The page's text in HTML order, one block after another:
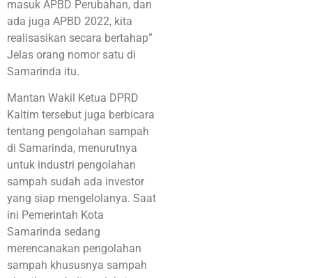
masuk APBD Perubahan, dan
ada juga APBD 2022, kita
realisasikan secara bertahap”
Jelas orang nomor satu di
Samarinda itu.
Mantan Wakil Ketua DPRD
Kaltim tersebut juga berbicara
tentang pengolahan sampah
di Samarinda, menurutnya
untuk industri pengolahan
sampah sudah ada investor
yang siap mengelolanya. Saat
ini Pemerintah Kota
Samarinda sedang
merencanakan pengolahan
sampah khususnya sampah